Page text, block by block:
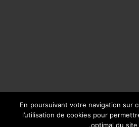
En poursuivant votre navigation sur
l’utilisation de cookies pour
optimal du site.